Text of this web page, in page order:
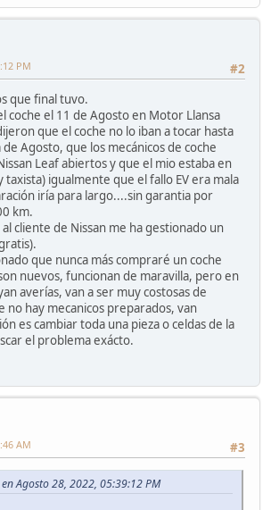
#2
PM
que final tuvo.
coche el 11 de Agosto en Motor Llansa
que el coche no lo iban a tocar hasta
Agosto, que los mecánicos de coche
Leaf abiertos y que el mio estaba en
taxista) igualmente que el fallo EV era mala
iría para largo....sin garantia por
km.
cliente de Nissan me ha gestionado un
que nunca más compraré un coche
nuevos, funcionan de maravilla, pero en
averías, van a ser muy costosas de
no hay mecanicos preparados, van
es cambiar toda una pieza o celdas de la
el problema exácto.
#3
AM
en Agosto 28, 2022, 05:39:12 PM